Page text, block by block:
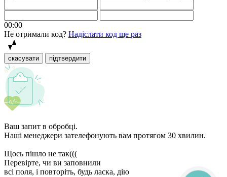
00:00
Не отримали код? Надіслати код ще раз
скасувати підтвердити
Ваш запит в обробці.
Наші менеджери зателефонують вам протягом 30 хвилин.
Щось пішло не так(((
Перевірте, чи ви заповнили
всі поля, і повторіть, будь ласка, дію